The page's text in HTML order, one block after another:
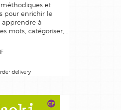
méthodiques et
pour enrichir le
apprendre à
mots, catégoriser,...
delivery